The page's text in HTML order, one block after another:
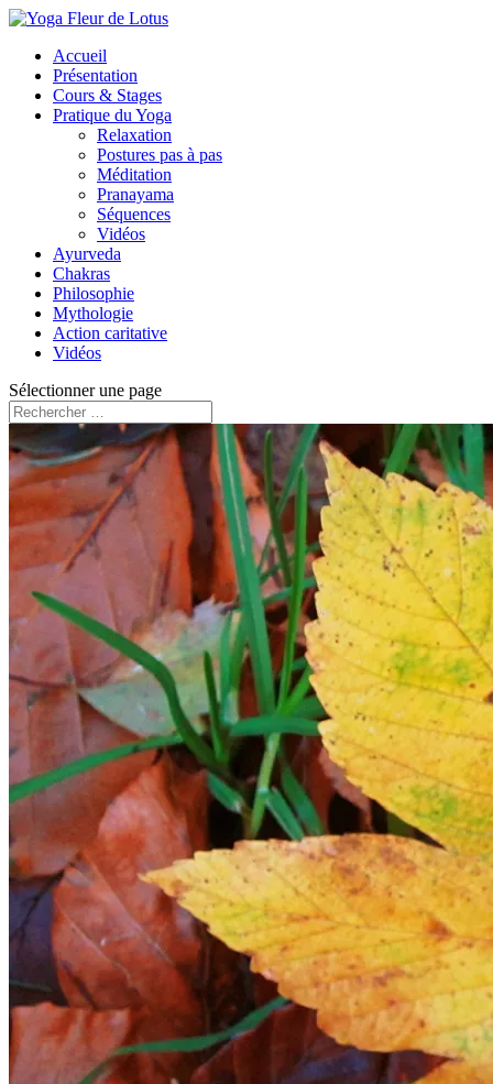
Accueil
Présentation
Cours & Stages
Pratique du Yoga
Relaxation
Postures pas à pas
Méditation
Pranayama
Séquences
Vidéos
Ayurveda
Chakras
Philosophie
Mythologie
Action caritative
Vidéos
Sélectionner une page